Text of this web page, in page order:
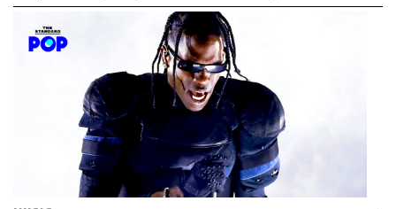
ขณะที่สำนักงานสภาพัฒนาการเศรษฐกิจและสังคมแห่งชาติ
หรือ ‘สภาพัฒน์’ เคยอธิบายว่า “Negative Income Tax เป็น
กลไกให้ความช่วยเหลือผู้ที่มีรายได้ต่ำกว่าเกณฑ์ที่กำหนด
และเป็นการรวมระบบการให้ความช่วยเหลือไว้ในระบบเดียว
ซึ่งถือเป็นเครื่องมือที่ช่วยแก้ปัญหาความยากจนและความ
เหลื่อมล้ำได้รูปแบบหนึ่ง”
สามารถติดตาม THE STANDARD WEALTH